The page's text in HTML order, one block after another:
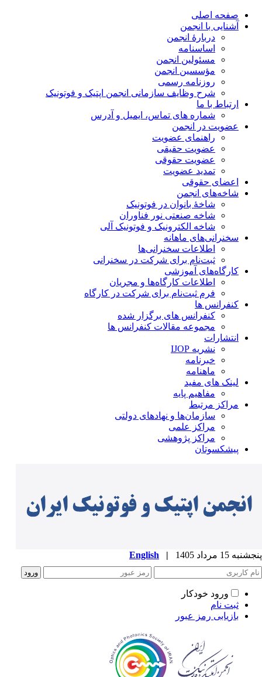
صفحه اصلی
آشنایی با انجمن
دربارۀ انجمن
اساسنامه
مسئولین انجمن
مؤسسین انجمن
روزنامه رسمی
شرح وظایف سازمانی انجمن اپتیک و فوتونیک
ارتباط با ما
شماره های تماس، ایمیل و آدرس
عضویت در انجمن
راهنمای عضویت
عضویت حقیقی
عضویت حقوقی
تمدید عضویت
اعضای حقوقی
شاخه‌های انجمن
شاخۀ بانوان در فوتونیک
شاخه صنعتی نور فناوران
شاخه‌ الکترونیک و فوتونیک آلی
سخنرانی‌های ماهانه
اطلاعات سخنرانی‌‌ها
ثبت‌نام برای شرکت در سخنرانی
کارگاه‌های آموزشی
اطلاعات کارگاه‌ها و مجریان
فرم ثبت‌نام برای شرکت در کارگاه
کنفرانس ها
کنفرانس های برگزار شده
مجموعه مقالات کنفرانس ها
انتشارات
نشریه IJOP
خبرنامه
ماهنامه
لینک های مفید
مفاهیم پایه
مراکز مرتبط
سازمان‌ها و نهادهای دولتی
مراکز علمی
مراکز پژوهشی
پیشکسوتان
15 مرداد 1405 |
English
ورود خودکار
ثبت نام
بازیابی رمز عبور